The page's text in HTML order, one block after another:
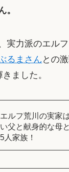
。
実力派のエルフ
るまさん との
ました。
エルフ荒川の実家
い父と献身的な母
5人家族！